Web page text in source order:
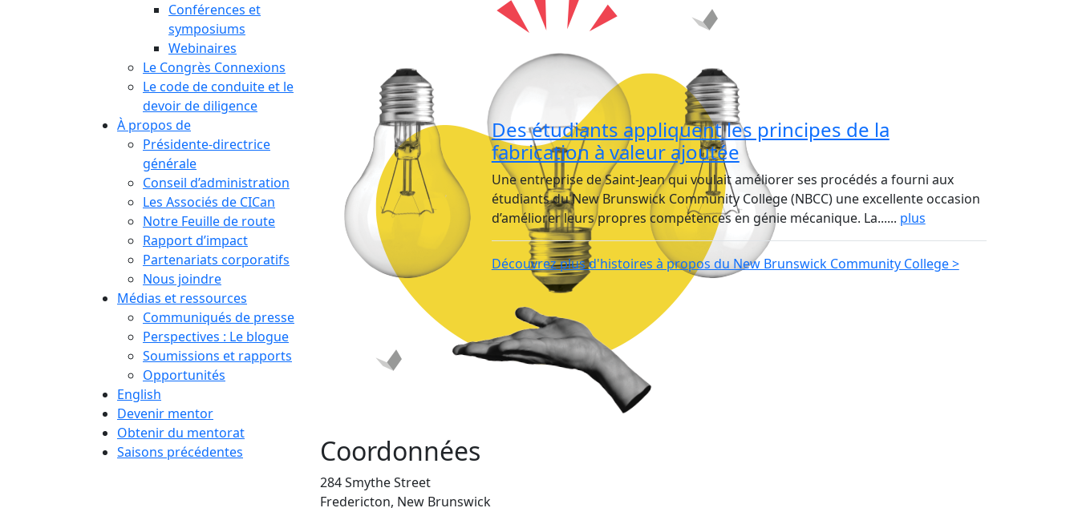
Conférences et
symposiums
Webinaires
Le Congrès Connexions
Le code de conduite et le
devoir de diligence
À propos de
Présidente-directrice
générale
Conseil d’administration
Les Associés de CICan
Notre Feuille de route
Rapport d’impact
Partenariats corporatifs
Nous joindre
Médias et ressources
Communiqués de presse
Perspectives : Le blogue
Soumissions et rapports
Opportunités
English
Devenir mentor
Obtenir du mentorat
Saisons précédentes
Des étudiants appliquent les principes de la
fabrication à valeur ajoutée
Une entreprise de Saint-Jean qui voulait améliorer ses procédés a fourni aux
étudiants du New Brunswick Community College (NBCC) une excellente occasion
d’améliorer leurs propres compétences en génie mécanique. La...... plus
Découvrez plus d'histoires à propos du New Brunswick Community College >
Coordonnées
284 Smythe Street
Fredericton, New Brunswick